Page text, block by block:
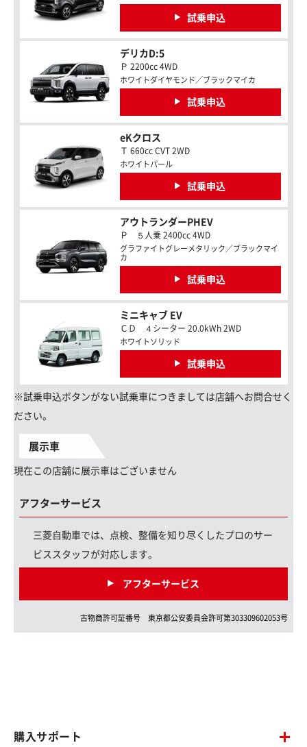
試乗申込
デリカD:5
Ｐ 2200cc 4WD
ホワイトダイヤモンド／ブラックマイカ
試乗申込
eKクロス
Ｔ 660cc CVT 2WD
ホワイトパール
試乗申込
アウトランダーPHEV
Ｐ ５人乗 2400cc 4WD
グラファイトグレーメタリック／ブラックマイ
カ
試乗申込
ミニキャブ EV
ＣＤ ４シーター 20.0kWh 2WD
ホワイトソリッド
試乗申込
※試乗申込ボタンがない試乗車につきましては店舗へお問合せく
ださい。
展示車
現在この店舗に展示車はございません
アフターサービス
三菱自動車では、点検、整備を知り尽くしたプロのサー
ビススタッフが対応します。
アフターサービス
古物商許可証番号 東京都公安委員会許可第303309602053号
購入サポート